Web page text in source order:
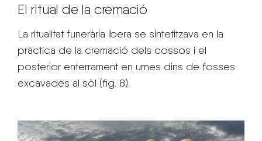
El ritual de la cremació
La ritualitat funerària ibera se sintetitzava en la
pràctica de la cremació dels cossos i el
posterior enterrament en urnes dins de fosses
excavades al sòl (fig. 8).